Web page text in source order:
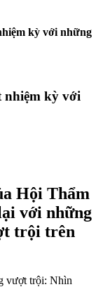
kỳ với những
nhiệm kỳ với
Hội Thẩm
với những
trội trên